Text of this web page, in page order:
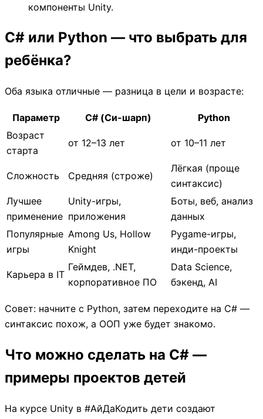
компоненты Unity.
C# или Python — что выбрать для
ребёнка?
Оба языка отличные — разница в цели и возрасте:
Параметр C# (Си-шарп)
Python
Возраст
старта
от 12–13 лет от 10–11 лет
Сложность Средняя (строже)
Лёгкая (проще
синтаксис)
Лучшее
применение
Unity-игры,
приложения
Боты, веб, анализ
данных
Популярные
игры
Among Us, Hollow
Knight
Pygame-игры,
инди-проекты
Карьера в IT
Геймдев, .NET,
корпоративное ПО
Data Science,
бэкенд, AI
Совет: начните с Python, затем переходите на C# —
синтаксис похож, а ООП уже будет знакомо.
Что можно сделать на C# —
примеры проектов детей
На курсе Unity в #АйДаКодить дети создают